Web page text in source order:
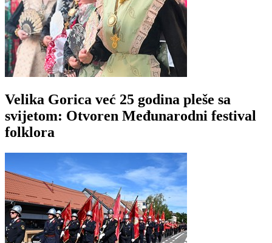
Velika Gorica već 25 godina pleše sa
svijetom: Otvoren Međunarodni festival
folklora